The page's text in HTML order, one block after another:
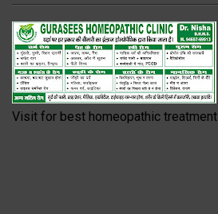
Visit for best homeopathic treatment